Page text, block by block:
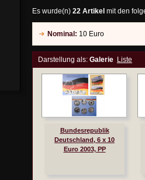
Es wurde(n) 22 Artikel mit den
Nominal: 10 Euro
Darstellung als: Galerie Liste
Bundesrepublik
Deutschland, 6 x 10
Euro 2003, PP